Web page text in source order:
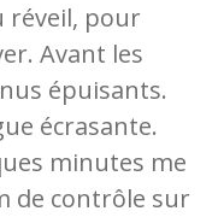
réveil, pour
Avant les
épuisants.
écrasante.
minutes me
de contrôle sur